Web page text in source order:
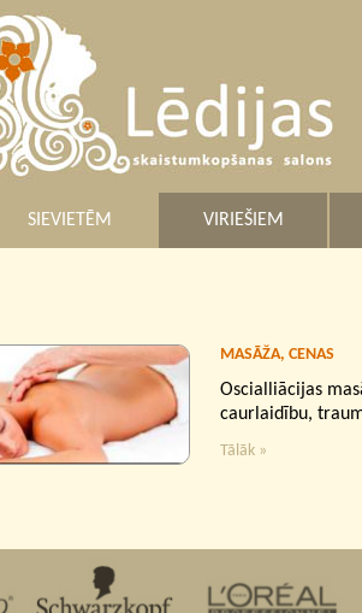
SIEVIETĒM VIRIEŠIEM
MASĀŽA, CENAS
Oscialliācijas
caurlaidību,
Tālāk »